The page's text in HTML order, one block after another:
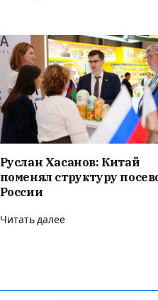
Руслан Хасанов: Китай
поменял структуру
России
Читать далее